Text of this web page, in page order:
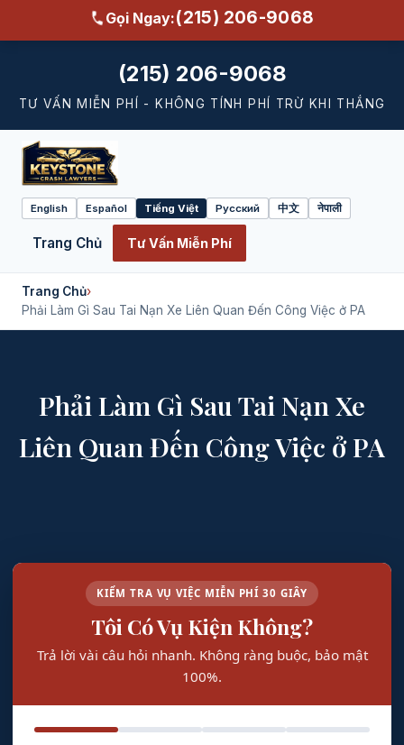
Gọi Ngay:(215) 206-9068
(215) 206-9068
TƯ VẤN MIỄN PHÍ - KHÔNG TÍNH PHÍ TRỪ KHI THẮNG
Select
language
English Español Tiếng Việt Русский 中文 नेपाली
Trang Chủ Tư Vấn Miễn Phí
Trang Chủ›
Phải Làm Gì Sau Tai Nạn Xe Liên Quan Đến Công Việc ở PA
Phải Làm Gì Sau Tai Nạn Xe
Liên Quan Đến Công Việc ở PA
KIỂM TRA VỤ VIỆC MIỄN PHÍ 30 GIÂY
Tôi Có Vụ Kiện Không?
Trả lời vài câu hỏi nhanh. Không ràng buộc, bảo mật
100%.